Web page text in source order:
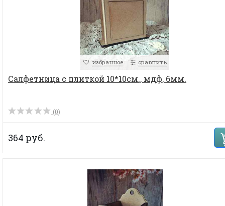
избранное сравнить
Салфетница с плиткой 10*10см., мдф, 6мм.
(0)
364 руб.